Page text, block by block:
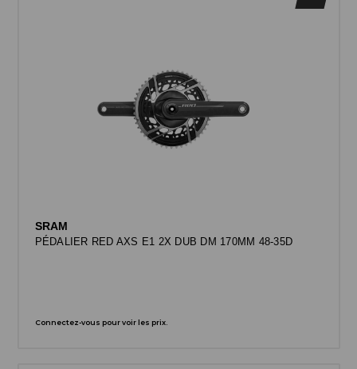
SRAM
PÉDALIER RED AXS E1 2X DUB DM 170MM 48-35D
Connectez-vous pour voir les prix.